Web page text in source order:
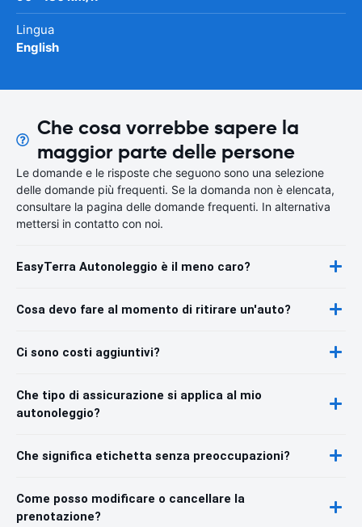
Lingua
English
Che cosa vorrebbe sapere la
maggior parte delle persone
Le domande e le risposte che seguono sono una selezione
delle domande più frequenti. Se la domanda non è elencata,
consultare la pagina delle domande frequenti. In alternativa
mettersi in contatto con noi.
EasyTerra Autonoleggio è il meno caro?
Cosa devo fare al momento di ritirare un'auto?
Ci sono costi aggiuntivi?
Che tipo di assicurazione si applica al mio
autonoleggio?
Che significa etichetta senza preoccupazioni?
Come posso modificare o cancellare la
prenotazione?